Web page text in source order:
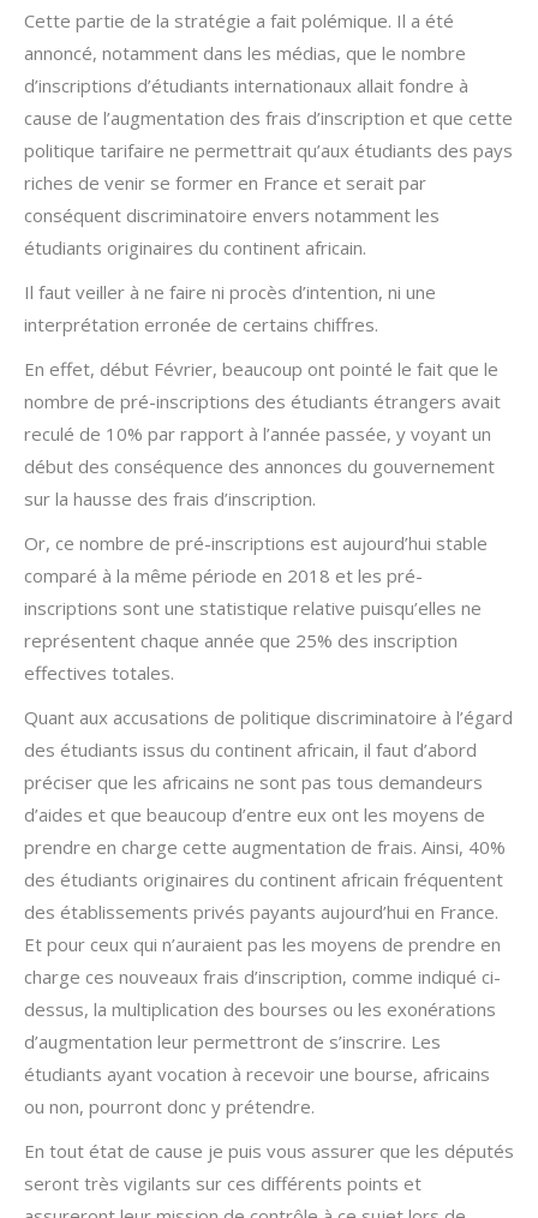
Cette partie de la stratégie a fait polémique. Il a été
annoncé, notamment dans les médias, que le nombre
d’inscriptions d’étudiants internationaux allait fondre à
cause de l’augmentation des frais d’inscription et que cette
politique tarifaire ne permettrait qu’aux étudiants des pays
riches de venir se former en France et serait par
conséquent discriminatoire envers notamment les
étudiants originaires du continent africain.
Il faut veiller à ne faire ni procès d’intention, ni une
interprétation erronée de certains chiffres.
En effet, début Février, beaucoup ont pointé le fait que le
nombre de pré-inscriptions des étudiants étrangers avait
reculé de 10% par rapport à l’année passée, y voyant un
début des conséquence des annonces du gouvernement
sur la hausse des frais d’inscription.
Or, ce nombre de pré-inscriptions est aujourd’hui stable
comparé à la même période en 2018 et les pré-
inscriptions sont une statistique relative puisqu’elles ne
représentent chaque année que 25% des inscription
effectives totales.
Quant aux accusations de politique discriminatoire à l’égard
des étudiants issus du continent africain, il faut d’abord
préciser que les africains ne sont pas tous demandeurs
d’aides et que beaucoup d’entre eux ont les moyens de
prendre en charge cette augmentation de frais. Ainsi, 40%
des étudiants originaires du continent africain fréquentent
des établissements privés payants aujourd’hui en France.
Et pour ceux qui n’auraient pas les moyens de prendre en
charge ces nouveaux frais d’inscription, comme indiqué ci-
dessus, la multiplication des bourses ou les exonérations
d’augmentation leur permettront de s’inscrire. Les
étudiants ayant vocation à recevoir une bourse, africains
ou non, pourront donc y prétendre.
En tout état de cause je puis vous assurer que les députés
seront très vigilants sur ces différents points et